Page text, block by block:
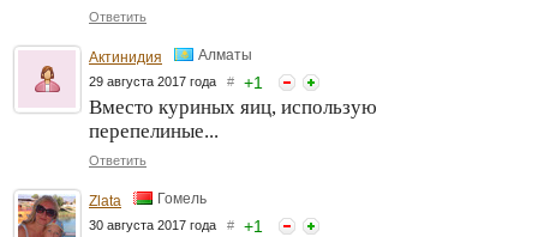
Ответить
Актинидия Алматы
29 августа 2017 года # +1
Вместо куриных яиц, использую
перепелиные...
Ответить
Zlata Гомель
30 августа 2017 года # +1